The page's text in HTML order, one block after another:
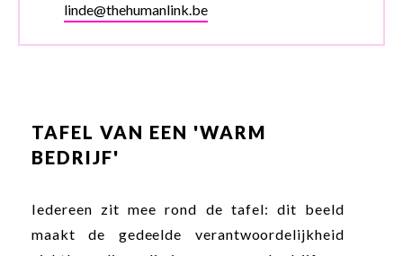
linde@thehumanlink.be
TAFEL VAN EEN 'WARM
BEDRIJF'
Iedereen zit mee rond de tafel: dit beeld
maakt de gedeelde verantwoordelijkheid